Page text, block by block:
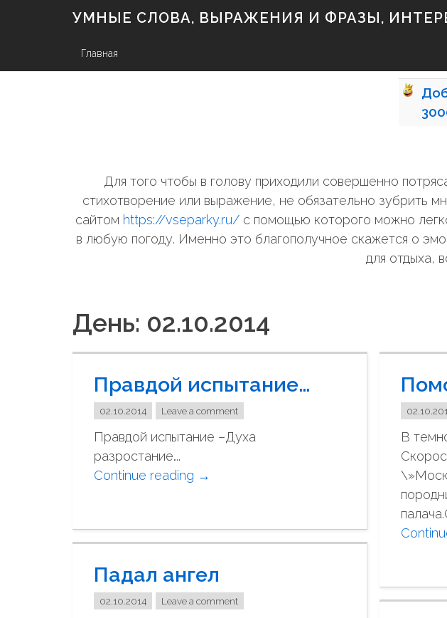
УМНЫЕ СЛОВА, ВЫРАЖЕНИЯ И ФРАЗЫ,
k
p
Главная
Для того чтобы в голову приходили совершенно
стихотворение или выражение, не обязательно зубрить
сайтом https://vseparky.ru/ с помощью которого можно
в любую погоду. Именно это благополучное скажется о
для отдыха,
День: 02.10.2014
Правдой испытание…
02.10.2014 Leave a comment
Правдой испытание –Духа
разростание….
Continue reading "
а
д
о
й
→
В
Падал ангел
02.10.2014 Leave a comment